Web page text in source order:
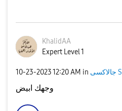
KhalidAA
Expert Level 1
‎10-23-202312:20 AM in جالاكسى S
وجهك ابيض